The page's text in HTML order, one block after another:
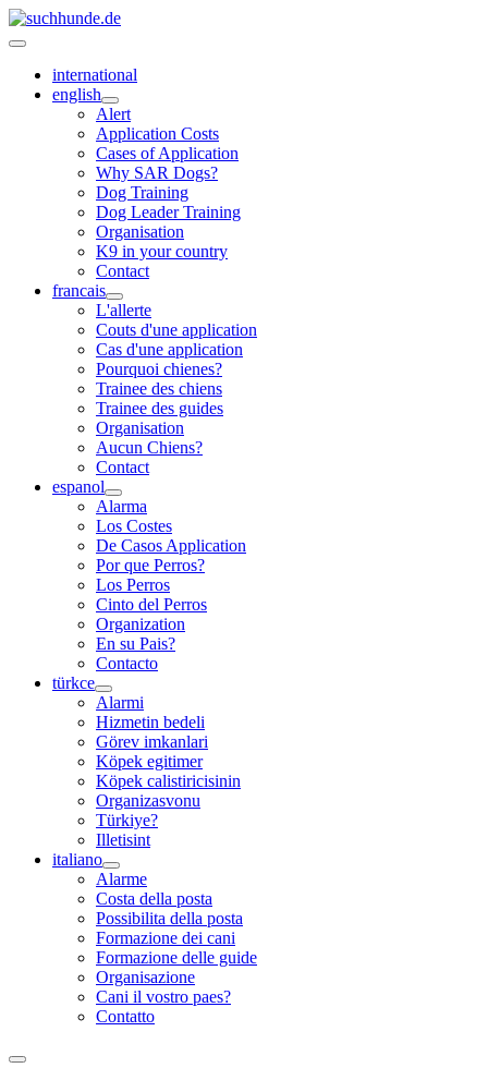
international
english
Alert
Application Costs
Cases of Application
Why SAR Dogs?
Dog Training
Dog Leader Training
Organisation
K9 in your country
Contact
francais
L'allerte
Couts d'une application
Cas d'une application
Pourquoi chienes?
Trainee des chiens
Trainee des guides
Organisation
Aucun Chiens?
Contact
espanol
Alarma
Los Costes
De Casos Application
Por que Perros?
Los Perros
Cinto del Perros
Organization
En su Pais?
Contacto
türkce
Alarmi
Hizmetin bedeli
Görev imkanlari
Köpek egitimer
Köpek calistiricisinin
Organizasvonu
Türkiye?
Illetisint
italiano
Alarme
Costa della posta
Possibilita della posta
Formazione dei cani
Formazione delle guide
Organisazione
Cani il vostro paes?
Contatto